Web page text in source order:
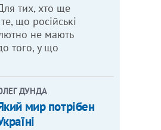
тих, хто ще
що російські
не мають
того, у що
ДУНДА
мир потрібен